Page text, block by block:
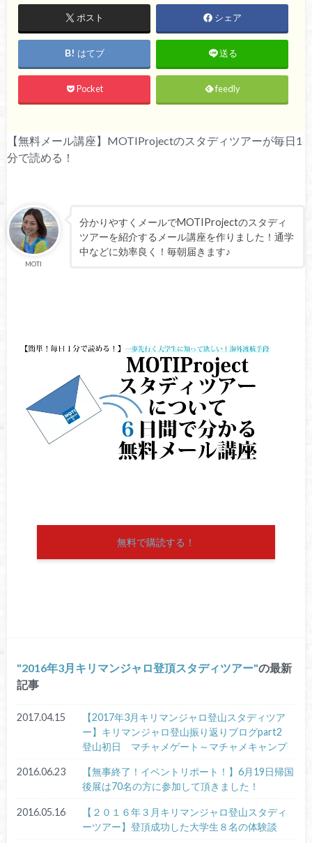
ポスト シェア
はてブ 送る
Pocket feedly
【無料メール講座】MOTIProjectのスタディツアーが毎日1
分で読める！
MOTI
分かりやすくメールでMOTIProjectのスタディ
ツアーを紹介するメール講座を作りました！通学
中などに効率良く！毎朝届きます♪
無料で購読する！
2016年3月キリマンジャロ登頂スタディツアー の最新
記事
2017.04.15
【2017年3月キリマンジャロ登山スタディツア
ー】キリマンジャロ登山振り返りブログpart2
登山初日 マチャメゲート～マチャメキャンプ
2016.06.23
【無事終了！イベントリポート！】6月19日帰国
後展は70名の方に参加して頂きました！
2016.05.16
【２０１６年３月キリマンジャロ登山スタディ
ーツアー】登頂成功した大学生８名の体験談